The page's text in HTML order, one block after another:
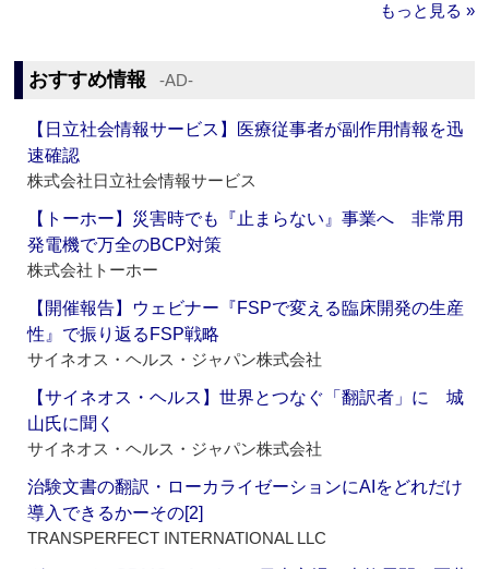
もっと見る »
おすすめ情報 ‐AD‐
【日立社会情報サービス】医療従事者が副作用情報を迅
速確認
株式会社日立社会情報サービス
【トーホー】災害時でも『止まらない』事業へ 非常用
発電機で万全のBCP対策
株式会社トーホー
【開催報告】ウェビナー『FSPで変える臨床開発の生産
性』で振り返るFSP戦略
サイネオス・ヘルス・ジャパン株式会社
【サイネオス・ヘルス】世界とつなぐ「翻訳者」に 城
山氏に聞く
サイネオス・ヘルス・ジャパン株式会社
治験文書の翻訳・ローカライゼーションにAIをどれだけ
導入できるかーその[2]
TRANSPERFECT INTERNATIONAL LLC